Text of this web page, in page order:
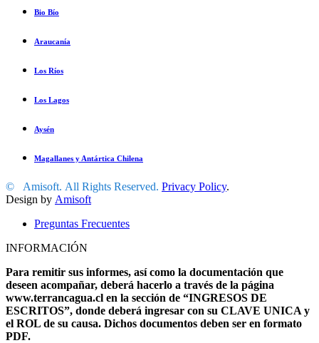
Bio Bío
Araucanía
Los Ríos
Los Lagos
Aysén
Magallanes y Antártica Chilena
© Amisoft. All Rights Reserved. Privacy Policy.
Design by Amisoft
Preguntas Frecuentes
INFORMACIÓN
Para remitir sus informes, así como la documentación que
deseen acompañar, deberá hacerlo a través de la página
www.terrancagua.cl en la sección de “INGRESOS DE
ESCRITOS”, donde deberá ingresar con su CLAVE UNICA y
el ROL de su causa. Dichos documentos deben ser en formato
PDF.